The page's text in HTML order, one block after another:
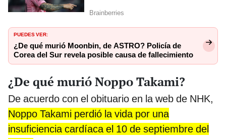
PUEDES VER:
¿De qué murió Moonbin, de ASTRO? Policía de
Corea del Sur revela posible causa de fallecimiento
¿De qué murió Noppo Takami?
De acuerdo con el obituario en la web de NHK,
Noppo Takami perdió la vida por una
insuficiencia cardíaca el 10 de septiembre del